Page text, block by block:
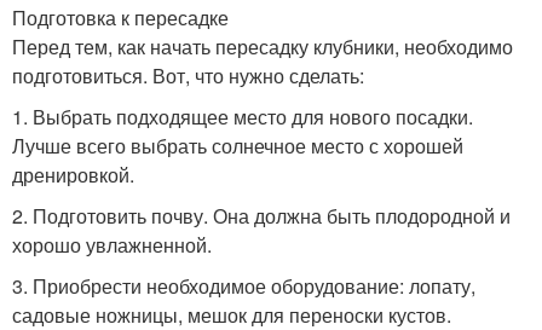
Подготовка к пересадке
Перед тем, как начать пересадку клубники, необходимо
подготовиться. Вот, что нужно сделать:
1. Выбрать подходящее место для нового посадки.
Лучше всего выбрать солнечное место с хорошей
дренировкой.
2. Подготовить почву. Она должна быть плодородной и
хорошо увлажненной.
3. Приобрести необходимое оборудование: лопату,
садовые ножницы, мешок для переноски кустов.